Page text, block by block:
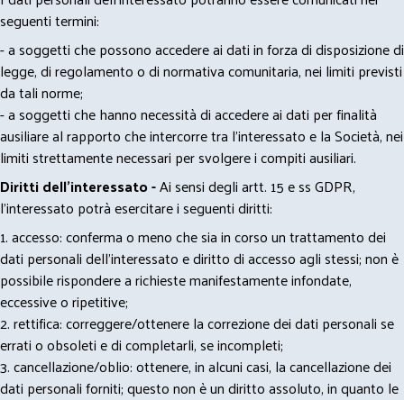
seguenti termini:
- a soggetti che possono accedere ai dati in forza di disposizione di
legge, di regolamento o di normativa comunitaria, nei limiti previsti
da tali norme;
- a soggetti che hanno necessità di accedere ai dati per finalità
ausiliare al rapporto che intercorre tra l’interessato e la Società, nei
limiti strettamente necessari per svolgere i compiti ausiliari.
Diritti dell’interessato -Ai sensi degli artt. 15 e ss GDPR,
l’interessato potrà esercitare i seguenti diritti:
1. accesso: conferma o meno che sia in corso un trattamento dei
dati personali dell’interessato e diritto di accesso agli stessi; non è
possibile rispondere a richieste manifestamente infondate,
eccessive o ripetitive;
2. rettifica: correggere/ottenere la correzione dei dati personali se
errati o obsoleti e di completarli, se incompleti;
3. cancellazione/oblio: ottenere, in alcuni casi, la cancellazione dei
dati personali forniti; questo non è un diritto assoluto, in quanto le